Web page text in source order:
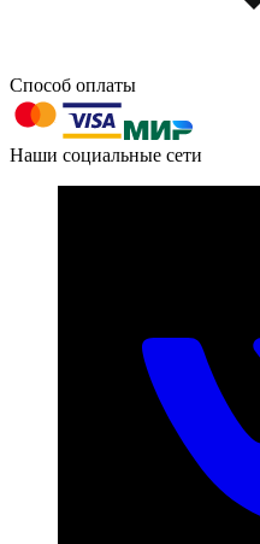
603004, г. Нижний
Номер телефона для
+7 (831) 290-86-98
Способ оплаты
Наши социальные сети